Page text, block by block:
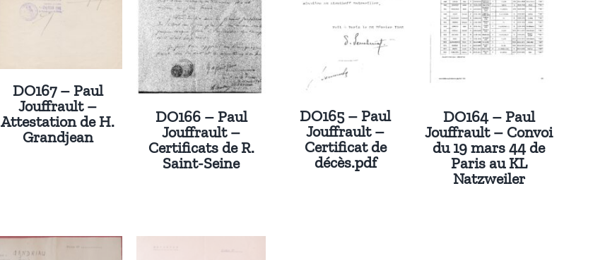
DO167 – Paul
Jouffrault –
Attestation de H.
Grandjean
DO166 – Paul
Jouffrault –
Certificats de R.
Saint-Seine
DO165 – Paul
Jouffrault –
Certificat de
décès.pdf
DO164 – Paul
Jouffrault – Convoi
du 19 mars 44 de
Paris au KL
Natzweiler